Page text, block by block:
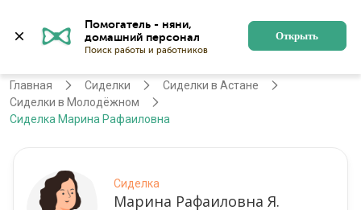
Помогатель - няни,
Поиск работы и работников
Открыть
Астана Регистрация
Главная Сиделки
Сиделки в Астане
Сиделки в Молодёжном
Сиделка Марина Рафаиловна
Сиделка
Марина Рафаиловна Я.